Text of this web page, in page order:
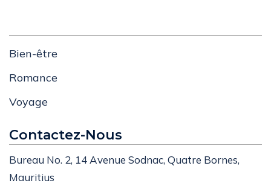
Bien-être
Romance
Voyage
Contactez-Nous
Bureau No. 2, 14 Avenue Sodnac, Quatre Bornes,
Mauritius